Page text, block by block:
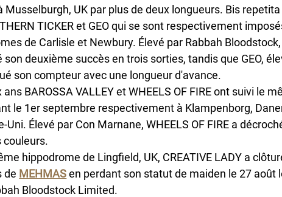
Musselburgh, UK par plus de deux longueurs. Bis
TICKER et GEO qui se sont respectivement
de Carlisle et Newbury. Élevé par Rabbah Bloodstock,
son deuxième succès en trois sorties, tandis que GEO,
son compteur avec une longueur d'avance.
ans BAROSSA VALLEY et WHEELS OF FIRE ont suivi le
le 1er septembre respectivement à Klampenborg,
Uni. Élevé par Con Marnane, WHEELS OF FIRE a
couleurs.
hippodrome de Lingfield, UK, CREATIVE LADY a
de MEHMAS en perdant son statut de maiden le 27 août
Bloodstock Limited.